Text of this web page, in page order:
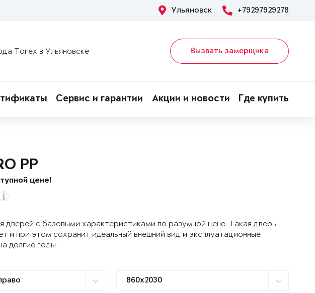
Ульяновск +79297929278
Torex в Ульяновске Вызвать замерщика
Сервис и гарантии Акции и новости Где купить
PP
цене!
дверей с базовыми характеристиками по разумной цене. Такая дверь
и при этом сохранит идеальный внешний вид и эксплуатационные
долгие годы.